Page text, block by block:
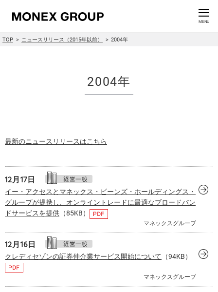
CLOSE
MENU
TOP ニュースリリース（2015年以前） 2004年
2004年
最新のニュースリリースはこちら
12月17日
イー・アクセスとマネックス・ビーンズ・ホールディングス・
グループが提携し、オンライントレードに最適なブロードバン
ドサービスを提供 （85KB）
マネックスグループ
12月16日
クレディセゾンの証券仲介業サービス開始について （94KB）
マネックスグループ
イノベーション
採用情報
お問い合わせ